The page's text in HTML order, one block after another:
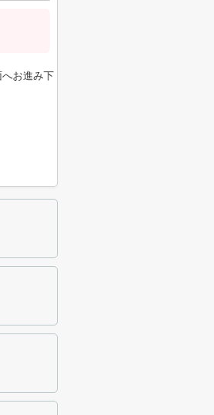
お進み下